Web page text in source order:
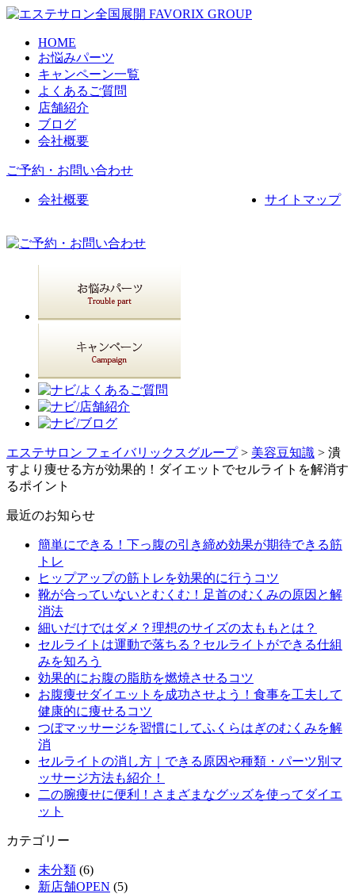
HOME
お悩みパーツ
キャンペーン一覧
よくあるご質問
店舗紹介
ブログ
会社概要
ご予約・お問い合わせ
サイトマップ
会社概要
エステサロン フェイバリックスグループ> 美容豆知識 > 潰
すより痩せる方が効果的！ダイエットでセルライトを解消す
るポイント
最近のお知らせ
簡単にできる！下っ腹の引き締め効果が期待できる筋
トレ
ヒップアップの筋トレを効果的に行うコツ
靴が合っていないとむくむ！足首のむくみの原因と解
消法
細いだけではダメ？理想のサイズの太ももとは？
セルライトは運動で落ちる？セルライトができる仕組
みを知ろう
効果的にお腹の脂肪を燃焼させるコツ
お腹痩せダイエットを成功させよう！食事を工夫して
健康的に痩せるコツ
つぼマッサージを習慣にしてふくらはぎのむくみを解
消
セルライトの消し方｜できる原因や種類・パーツ別マ
ッサージ方法も紹介！
二の腕痩せに便利！さまざまなグッズを使ってダイエ
ット
カテゴリー
未分類 (6)
新店舗OPEN (5)